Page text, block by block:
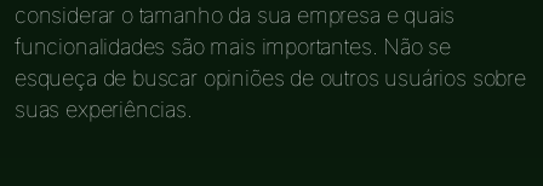
considerar o tamanho da sua empresa e quais
funcionalidades são mais importantes. Não se
esqueça de buscar opiniões de outros usuários sobre
suas experiências.